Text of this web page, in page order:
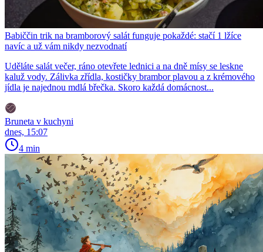
Babiččin trik na bramborový salát funguje pokaždé: stačí 1 lžíce
navíc a už vám nikdy nezvodnatí
Uděláte salát večer, ráno otevřete lednici a na dně mísy se leskne
kaluž vody. Zálivka zřídla, kostičky brambor plavou a z krémového
jídla je najednou mdlá břečka. Skoro každá domácnost...
Bruneta v kuchyni
dnes, 15:07
4 min